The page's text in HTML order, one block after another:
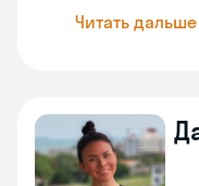
Читать дальше